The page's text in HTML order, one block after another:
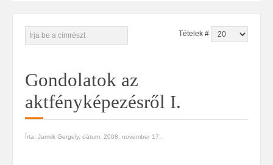
Tételek #
Gondolatok az
aktfényképezésről I.
Írta: Jamrik Gergely, dátum: 2008. november 17.